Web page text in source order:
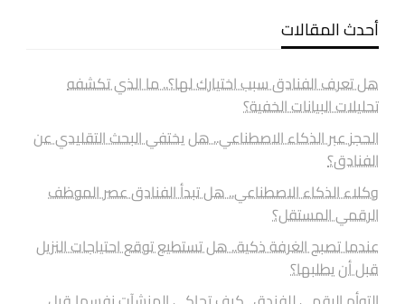
أحدث المقالات
هل تعرف الفنادق سبب اختيارك لها؟.. ما الذي تكشفه
تحليلات البيانات الخفية؟
الحجز عبر الذكاء الاصطناعي.. هل يختفي البحث التقليدي عن
الفنادق؟
وكلاء الذكاء الاصطناعي.. هل تبدأ الفنادق عصر الموظف
الرقمي المستقل؟
عندما تصبح الغرفة ذكية.. هل تستطيع توقع احتياجات النزيل
قبل أن يطلبها؟